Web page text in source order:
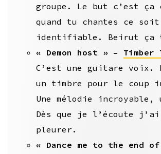
groupe. Le but c’est ça
quand tu chantes ce soit
identifiable. Beirut ça
« Demon host » – Timber
C’est une guitare voix.
un timbre pour le coup
Une mélodie incroyable,
Dès que je l’écoute
pleurer.
« Dance me to the end